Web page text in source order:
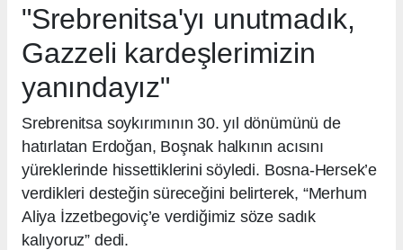
"Srebrenitsa'yı unutmadık,
Gazzeli kardeşlerimizin
yanındayız"
Srebrenitsa soykırımının 30. yıl dönümünü de
hatırlatan Erdoğan, Boşnak halkının acısını
yüreklerinde hissettiklerini söyledi. Bosna-Hersek’e
verdikleri desteğin süreceğini belirterek, “Merhum
Aliya İzzetbegoviç’e verdiğimiz söze sadık
kalıyoruz” dedi.